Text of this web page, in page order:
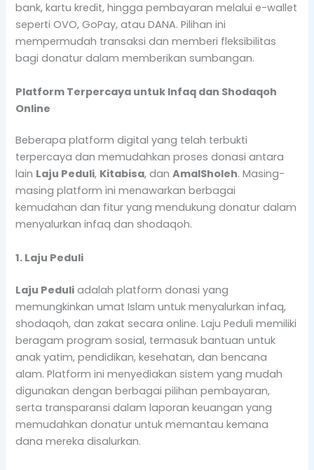
bank, kartu kredit, hingga pembayaran melalui e-wallet
seperti OVO, GoPay, atau DANA. Pilihan ini
mempermudah transaksi dan memberi fleksibilitas
bagi donatur dalam memberikan sumbangan.
Platform Terpercaya untuk Infaq dan Shodaqoh
Online
Beberapa platform digital yang telah terbukti
terpercaya dan memudahkan proses donasi antara
lain Laju Peduli, Kitabisa, danAmalSholeh. Masing-
masing platform ini menawarkan berbagai
kemudahan dan fitur yang mendukung donatur dalam
menyalurkan infaq dan shodaqoh.
1. Laju Peduli
Laju Peduli adalah platform donasi yang
memungkinkan umat Islam untuk menyalurkan infaq,
shodaqoh, dan zakat secara online. Laju Peduli memiliki
beragam program sosial, termasuk bantuan untuk
anak yatim, pendidikan, kesehatan, dan bencana
alam. Platform ini menyediakan sistem yang mudah
digunakan dengan berbagai pilihan pembayaran,
serta transparansi dalam laporan keuangan yang
memudahkan donatur untuk memantau kemana
dana mereka disalurkan.